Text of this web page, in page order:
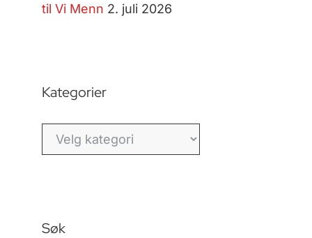
til Vi Menn 2. juli 2026
Kategorier
Kategorier
Søk